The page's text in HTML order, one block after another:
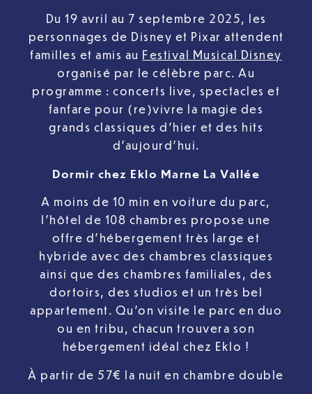
Du 19 avril au 7 septembre 2025, les
personnages de Disney et Pixar attendent
familles et amis au Festival Musical Disney
organisé par le célèbre parc. Au
programme : concerts live, spectacles et
fanfare pour (re)vivre la magie des
grands classiques d’hier et des hits
d’aujourd’hui.
Dormir chez Eklo Marne La Vallée
A moins de 10 min en voiture du parc,
l’hôtel de 108 chambres propose une
offre d’hébergement très large et
hybride avec des chambres classiques
ainsi que des chambres familiales, des
dortoirs, des studios et un très bel
appartement. Qu’on visite le parc en duo
ou en tribu, chacun trouvera son
hébergement idéal chez Eklo !
À partir de 57€ la nuit en chambre double